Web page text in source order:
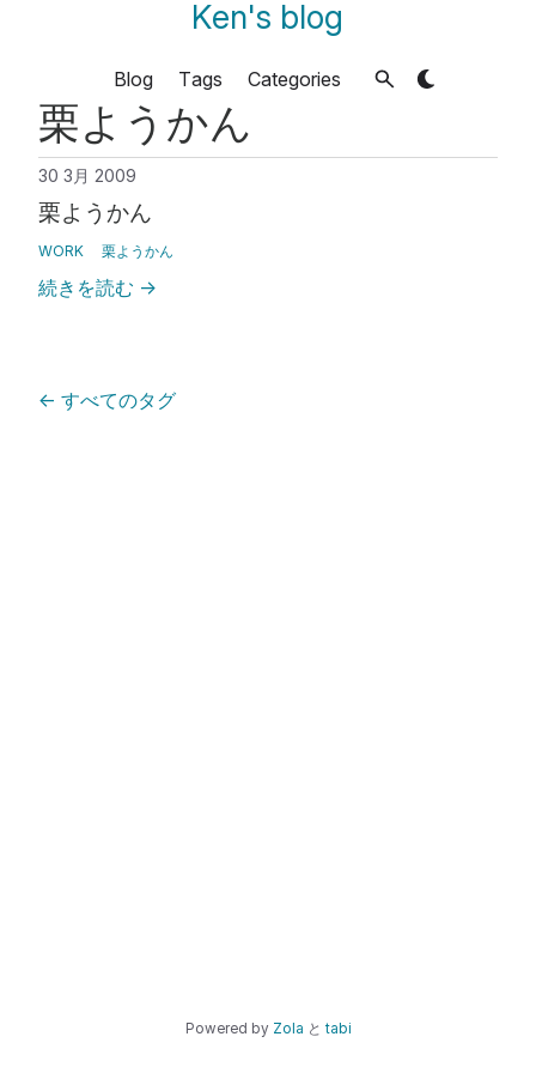
Ken's blog
Blog Tags Categories
栗ようかん
30 3月 2009
栗ようかん
WORK 栗ようかん
続きを読む →
← すべてのタグ
Powered by Zola と tabi